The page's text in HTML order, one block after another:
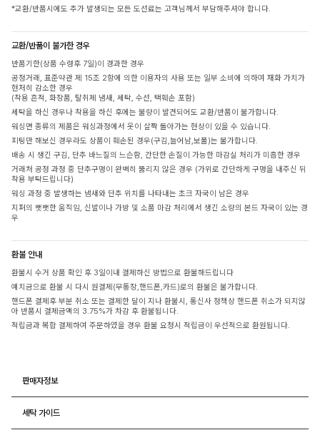
*교환/반품시에도 추가 발생되는 모든 도선료는 고객님께서 부담해주셔야 합니다.
교환/반품이 불가한 경우
반품기한(상품 수령후 7일)이 경과한 경우
공정거래, 표준약관 제 15조 2항에 의한 이용자의 사용 또는 일부 소비에 의하여 재화 가치가
현저히 감소한 경우
(착용 흔적, 화장품, 탈취제 냄새, 세탁, 수선, 택훼손 포함)
세탁을 하신 경우나 착용을 하신 후에는 불량이 발견되어도 교환/반품이 불가합니다.
워싱면 종류의 제품은 워싱과정에서 옷이 살짝 돌아가는 현상이 있을 수 있습니다.
피팅만 해보신 경우라도 상품이 훼손된 경우(구김,늘어남,보풀)는 불가합니다.
배송 시 생긴 구김, 단추 바느질의 느슨함, 간단한 손질이 가능한 마감실 처리가 미흡한 경우
거래처 공정 과정 중 단추구멍이 완벽히 뚫리지 않은 경우 (가위로 간단하게 구멍을 내주신 뒤
착용 부탁드립니다)
워싱 과정 중 발생하는 냄새와 단추 위치를 나타내는 초크 자국이 남은 경우
지퍼의 뻣뻣한 움직임, 신발이나 가방 및 소품 마감 처리에서 생긴 소량의 본드 자국이 있는 경
우
환불 안내
환불시 수거 상품 확인 후 3일이내 결제하신 방법으로 환불해드립니다
예치금으로 환불 시 다시 원결제(무통장,핸드폰,카드)로의 환불은 불가합니다.
핸드폰 결제후 부분 취소 또는 결제한 달이 지나 환불시, 통신사 정책상 핸드폰 취소가 되지않
아 반품시 결제금액의 3.75%가 차감 후 환불됩니다.
적립금과 복합 결제하여 주문하였을 경우 환불 요청시 적립금이 우선적으로 환원됩니다.
판매자정보
세탁 가이드